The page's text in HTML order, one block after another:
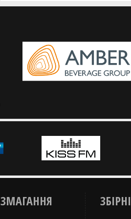
Результати матчів збірних України
ЗМАГАННЯ ЗБІРНІ